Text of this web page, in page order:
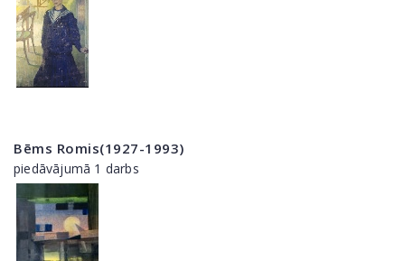
Bēms Romis(1927-1993)
piedāvājumā 1 darbs